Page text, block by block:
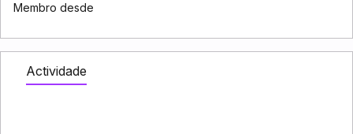
Membro desde
Actividade